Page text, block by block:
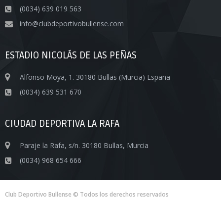
(0034) 639 019 563
info@clubdeportivobullense.com
ESTADIO NICOLÁS DE LAS PEÑAS
Alfonso Moya, 1. 30180 Bullas (Murcia) España
(0034) 639 531 670
CIUDAD DEPORTIVA LA RAFA
Paraje la Rafa, s/n. 30180 Bullas, Murcia
(0034) 968 654 666
Club Deportivo Bullense © Todos los derechos reservados